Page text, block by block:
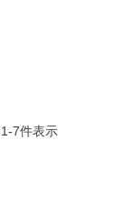
1-7件表示